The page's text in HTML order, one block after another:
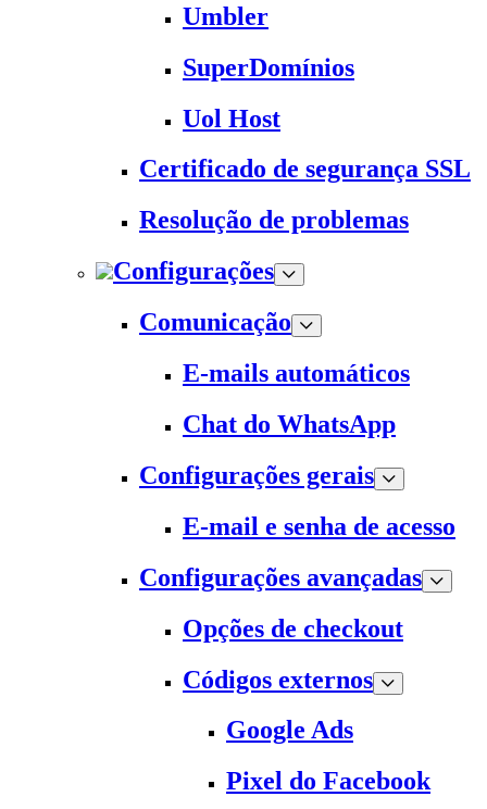
Umbler
SuperDomínios
Uol Host
Certificado de segurança SSL
Resolução de problemas
Configurações
Comunicação
E-mails automáticos
Chat do WhatsApp
Configurações gerais
E-mail e senha de acesso
Configurações avançadas
Opções de checkout
Códigos externos
Google Ads
Pixel do Facebook